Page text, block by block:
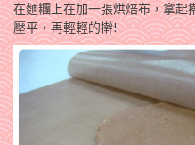
在麵糰上在加一張烘焙布，拿起
壓平，再輕輕的擀!